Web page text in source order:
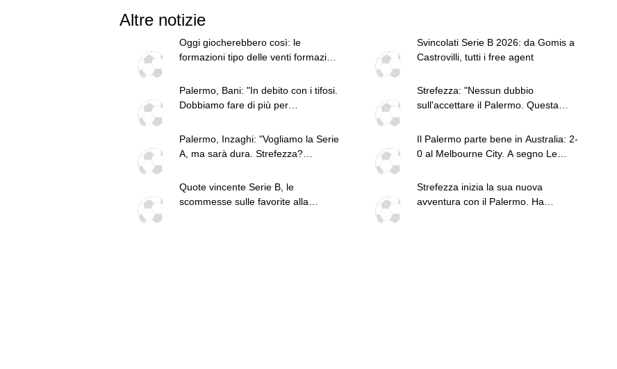
Altre notizie
Oggi giocherebbero così: le
formazioni tipo delle venti formazioni
Svincolati Serie B 2026: da Gomis a
Castrovilli, tutti i free agent
Palermo, Bani: "In debito con i tifosi.
Dobbiamo fare di più per
Strefezza: "Nessun dubbio
sull'accettare il Palermo. Questa
Palermo, Inzaghi: "Vogliamo la Serie
A, ma sarà dura. Strefezza?
Il Palermo parte bene in Australia: 2-
0 al Melbourne City. A segno Le
Quote vincente Serie B, le
scommesse sulle favorite alla
Strefezza inizia la sua nuova
avventura con il Palermo. Ha